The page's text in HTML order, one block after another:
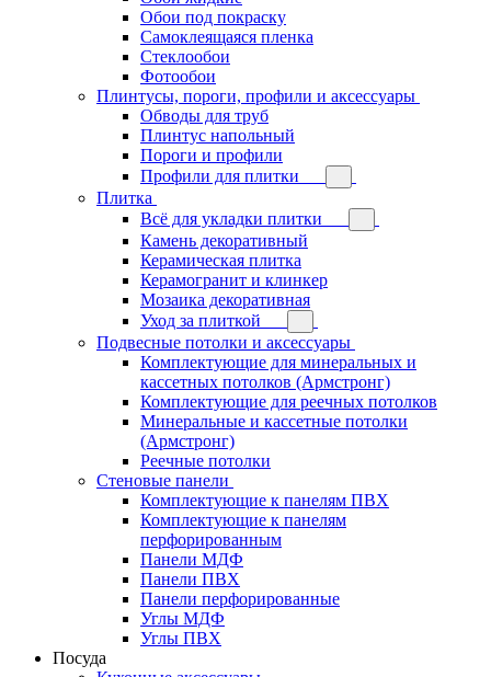
Обои под покраску
Самоклеящаяся пленка
Стеклообои
Фотообои
Плинтусы, пороги, профили и аксессуары
Обводы для труб
Плинтус напольный
Пороги и профили
Профили для плитки
Плитка
Всё для укладки плитки
Камень декоративный
Керамическая плитка
Керамогранит и клинкер
Мозаика декоративная
Уход за плиткой
Подвесные потолки и аксессуары
Комплектующие для минеральных и
кассетных потолков (Армстронг)
Комплектующие для реечных потолков
Минеральные и кассетные потолки
(Армстронг)
Реечные потолки
Стеновые панели
Комплектующие к панелям ПВХ
Комплектующие к панелям
перфорированным
Панели МДФ
Панели ПВХ
Панели перфорированные
Углы МДФ
Углы ПВХ
Посуда